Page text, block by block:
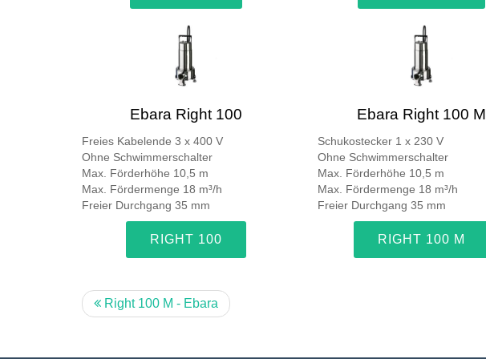
Ebara Right 100
Freies Kabelende 3 x 400 V
Ohne Schwimmerschalter
Max. Förderhöhe 10,5 m
Max. Fördermenge 18 m³/h
Freier Durchgang 35 mm
RIGHT 100
Ebara Right 100 M
Schukostecker 1 x 230 V
Ohne Schwimmerschalter
Max. Förderhöhe 10,5 m
Max. Fördermenge 18 m³/h
Freier Durchgang 35 mm
RIGHT 100 M
Right 100 M - Ebara